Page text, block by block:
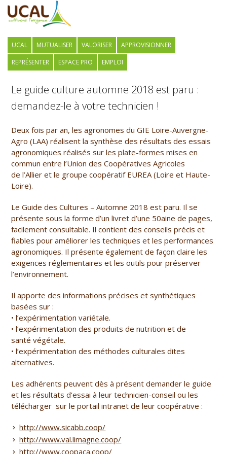
UCAL MUTUALISER VALORISER
APPROVISIONNER
REPRÉSENTER
ESPACE PRO EMPLOI
Le guide culture automne 2018 est paru :
demandez-le à votre technicien !
Deux fois par an, les agronomes du GIE Loire-Auvergne-
Agro (LAA) réalisent la synthèse des résultats des essais
agronomiques réalisés sur les plate-formes mises en
commun entre l’Union des Coopératives Agricoles
de l’Allier et le groupe coopératif EUREA (Loire et Haute-
Loire).
Le Guide des Cultures – Automne 2018 est paru. Il se
présente sous la forme d’un livret d’une 50aine de pages,
facilement consultable. Il contient des conseils précis et
fiables pour améliorer les techniques et les performances
agronomiques. Il présente également de façon claire les
exigences réglementaires et les outils pour préserver
l’environnement.
Il apporte des informations précises et synthétiques
basées sur :
• l’expérimentation variétale.
• l’expérimentation des produits de nutrition et de
santé végétale.
• l’expérimentation des méthodes culturales dites
alternatives.
Les adhérents peuvent dès à présent demander le guide
et les résultats d’essai à leur technicien-conseil ou les
télécharger sur le portail intranet de leur coopérative :
http://www.sicabb.coop/
http://www.val.limagne.coop/
http://www.coopaca.coop/